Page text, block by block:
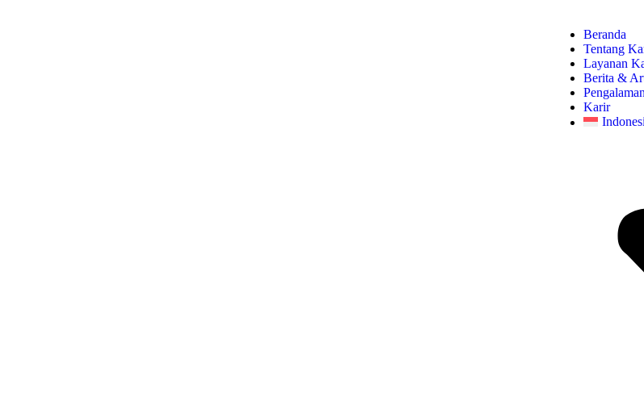
Beranda
Tentang
Layanan
Berita &
Karir